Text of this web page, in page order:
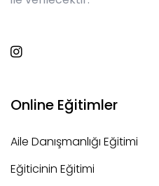
Online Eğitimler
Aile Danışmanlığı Eğitimi
Eğiticinin Eğitimi